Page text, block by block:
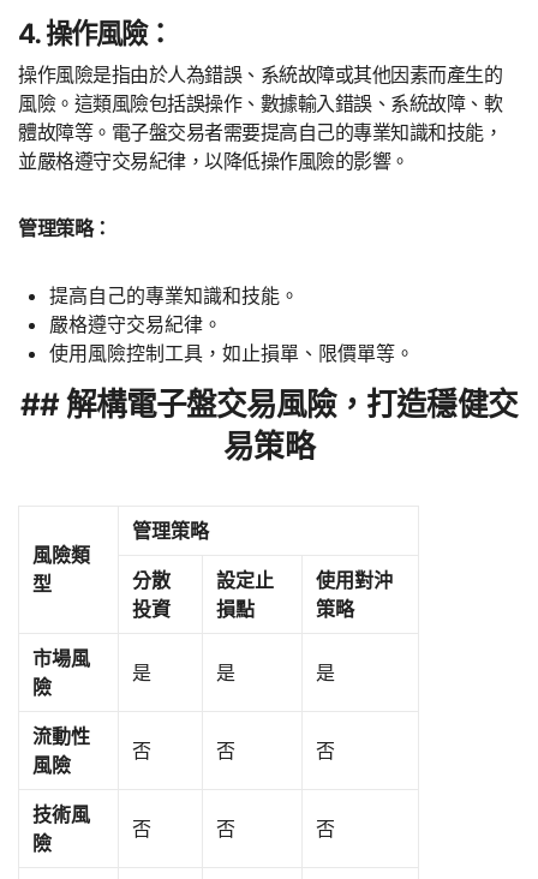
4. 操作風險：
操作風險是指由於人為錯誤、系統故障或其他因素而產生的
風險。這類風險包括誤操作、數據輸入錯誤、系統故障、軟
體故障等。電子盤交易者需要提高自己的專業知識和技能，
並嚴格遵守交易紀律，以降低操作風險的影響。
管理策略：
提高自己的專業知識和技能。
嚴格遵守交易紀律。
使用風險控制工具，如止損單、限價單等。
## 解構電子盤交易風險，打造穩健交
易策略
風險類
型
管理策略
分散
投資
設定止
損點
使用對沖
策略
市場風
險
是 是 是
流動性
風險
否 否 否
技術風
險
否 否 否